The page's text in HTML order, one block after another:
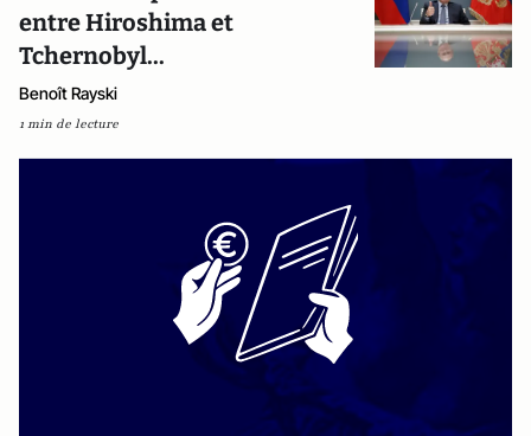
entre Hiroshima et
Tchernobyl...
Benoît Rayski
1 min de lecture